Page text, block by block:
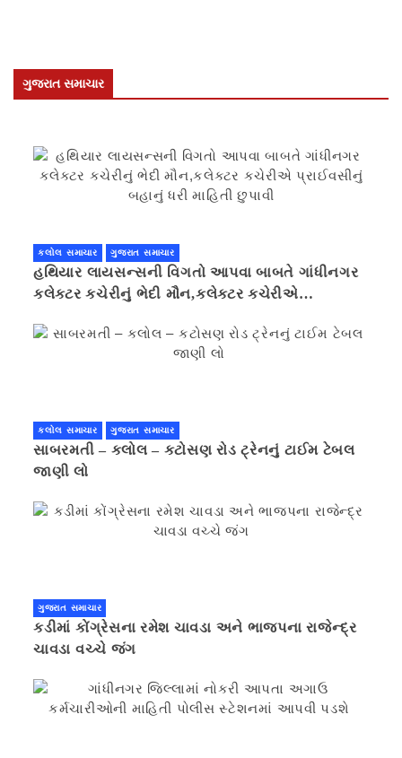
ગુજરાત સમાચાર
કલોલ સમાચાર ગુજરાત સમાચાર
હથિયાર લાયસન્સની વિગતો આપવા બાબતે ગાંધીનગર
કલેક્ટર કચેરીનું ભેદી મૌન,કલેક્ટર કચેરીએ
કલોલ સમાચાર ગુજરાત સમાચાર
સાબરમતી – કલોલ – કટોસણ રોડ ટ્રેનનું ટાઈમ ટેબલ
જાણી લો
ગુજરાત સમાચાર
કડીમાં કોંગ્રેસના રમેશ ચાવડા અને ભાજપના રાજેન્દ્ર
ચાવડા વચ્ચે જંગ